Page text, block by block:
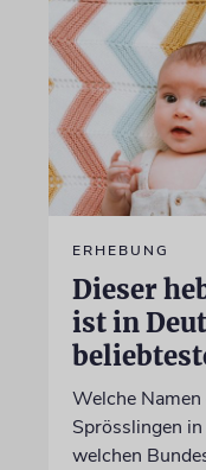
ERHEBUNG
Dieser
ist in
Welche
Sprösslingen in
welchen